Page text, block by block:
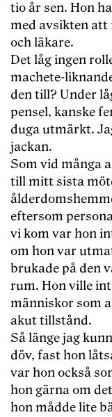
tio år sen. Hon
med avsikten
och läkare.
Det låg ingen
machete-
den till? Under
pensel, kanske
duga utmärkt.
jackan.
Som vid många
till mitt sista
eftersom
vi kom var hon
om hon var
brukade på den
rum. Hon ville
människor som
akut tillstånd.
Så länge jag
döv, fast hon
var hon också
hon gärna om
hon mådde lite